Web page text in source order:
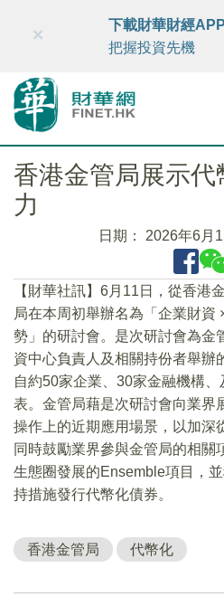
財華智庫網 FINTV
×
下載財華財經APP
把握投資先機
香港金管局展示
力
日期： 2026年6月
【財華社訊】6月11日，從香港
局在本周初舉辦名為「企業財資
勢」的研討會。是次研討會為金
資中心負責人及相關持份者舉辦
自約50家企業、30家金融機構
表。金管局藉是次研討會向業界
操作上的近期應用場景，以加深
同時鼓勵業界參與金管局的相關
生態圈發展的Ensemble項目，
持措施發行代幣化債券。
香港金管局 代幣化